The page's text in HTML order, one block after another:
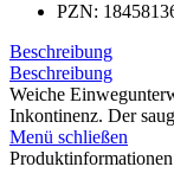
PZN:
Beschreibung
Beschreibung
Weiche
Inkontinenz. Der
Menü schließen